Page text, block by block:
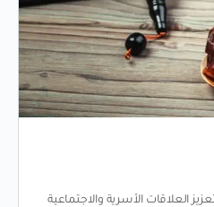
العلاقات الأسرية والاجتماعية